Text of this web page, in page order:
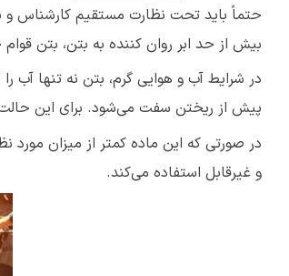
حتماً باید تحت نظارت مستقیم کارشناس
بیش از حد ابر روان کننده به بتن، بتن
در شرایط آب و هوایی گرم، بتن نه تنها
پیش از ریختن سفت می‌شود. برای این حالت
در صورتی که این ماده کمتر از میزان مورد
و غیرقابل استفاده می‌کند.